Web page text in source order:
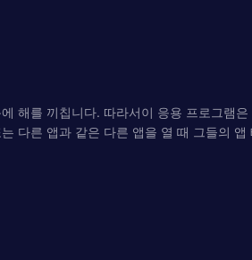
해를 끼칩니다. 따라서이 응용 프로그램
다른 앱과 같은 다른 앱을 열 때 그들의